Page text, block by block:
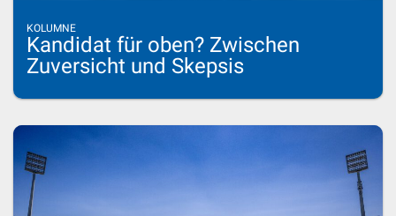
KOLUMNE
Kandidat für oben? Zwischen
Zuversicht und Skepsis